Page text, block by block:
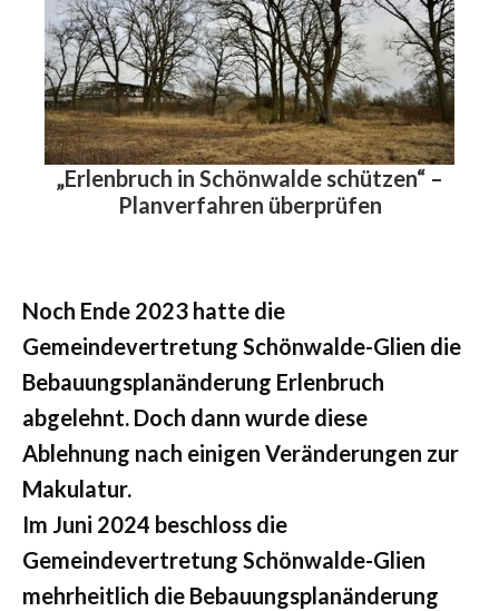
„Erlenbruch in Schönwalde schützen“ –
Planverfahren überprüfen
Noch Ende 2023 hatte die
Gemeindevertretung Schönwalde-Glien die
Bebauungsplanänderung Erlenbruch
abgelehnt. Doch dann wurde diese
Ablehnung nach einigen Veränderungen zur
Makulatur.
Im Juni 2024 beschloss die
Gemeindevertretung Schönwalde-Glien
mehrheitlich die Bebauungsplanänderung